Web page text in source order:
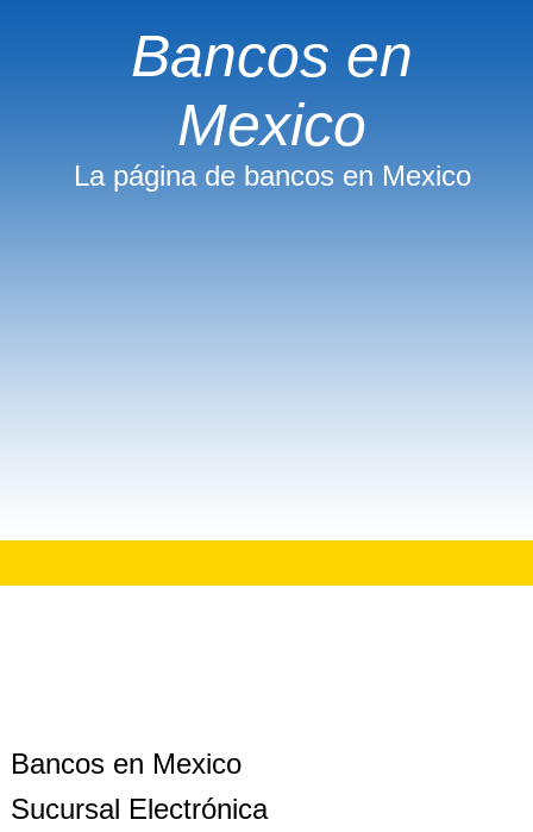
Bancos en
Mexico
La página de bancos en Mexico
Bancos en Mexico
Sucursal Electrónica